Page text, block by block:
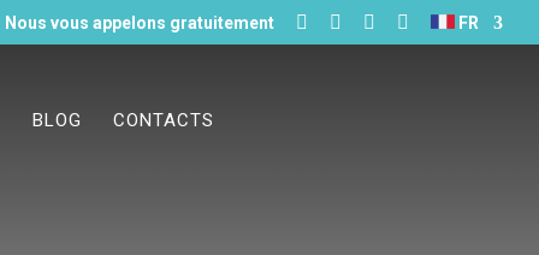
Nous vous appelons gratuitement     FR
BLOG CONTACTS